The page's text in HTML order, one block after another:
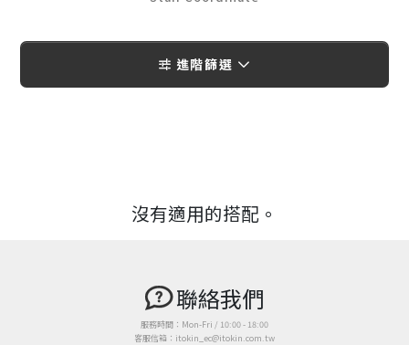
進階篩選
沒有適用的搭配。
聯絡我們
服務時間：Mon-Fri / 10:00 - 18:00
客服信箱：itokin_ec@itokin.com.tw